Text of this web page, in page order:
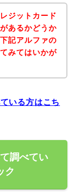
ジットカード
あるかどうか
記アルファの
みてはいかが
いる方はこち
調べてい
ク